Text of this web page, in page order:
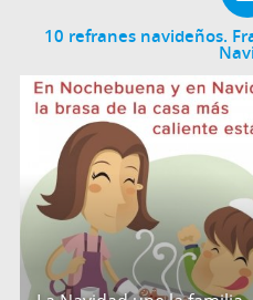
10 refranes navideños.